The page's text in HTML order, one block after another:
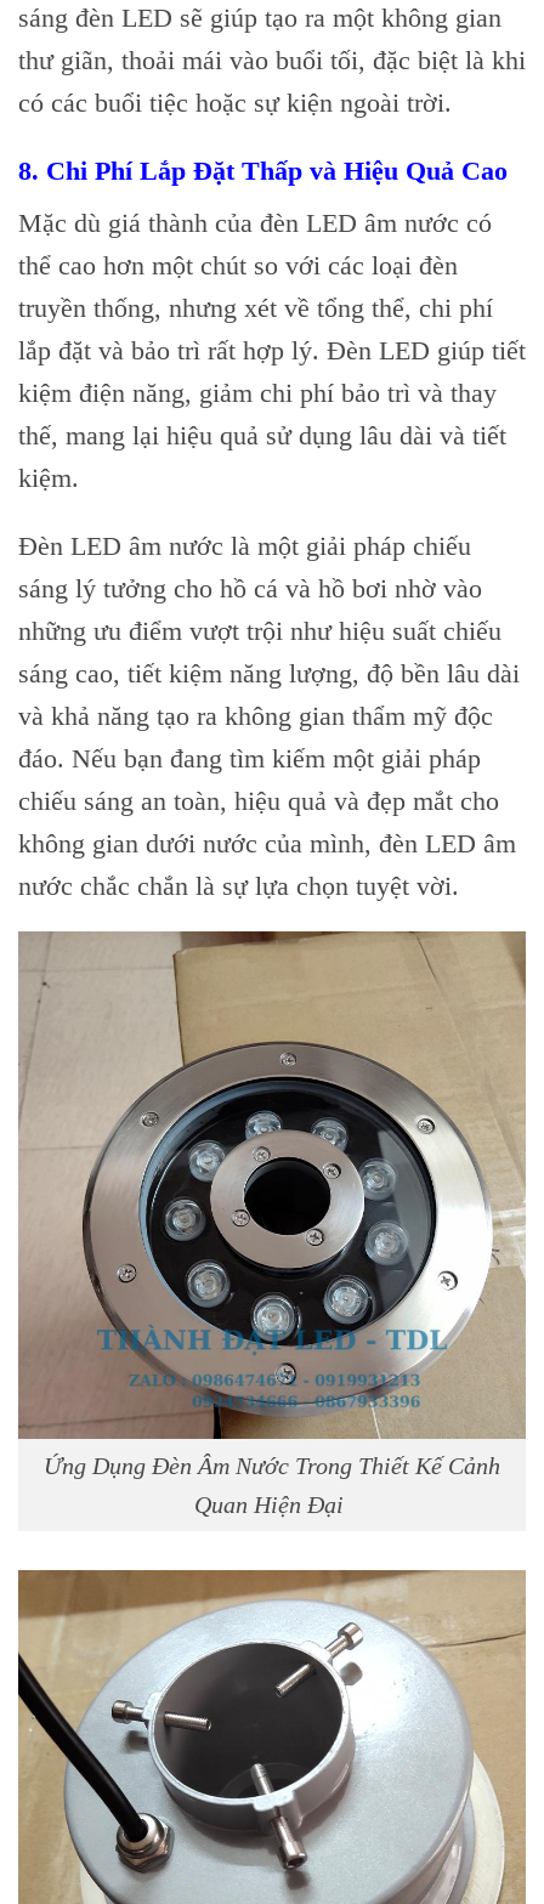
Skip
to
content
sáng đèn LED sẽ giúp tạo ra một không gian
thư giãn, thoải mái vào buổi tối, đặc biệt là khi
có các buổi tiệc hoặc sự kiện ngoài trời.
8. Chi Phí Lắp Đặt Thấp và Hiệu Quả Cao
Mặc dù giá thành của đèn LED âm nước có
thể cao hơn một chút so với các loại đèn
truyền thống, nhưng xét về tổng thể, chi phí
lắp đặt và bảo trì rất hợp lý. Đèn LED giúp tiết
kiệm điện năng, giảm chi phí bảo trì và thay
thế, mang lại hiệu quả sử dụng lâu dài và tiết
kiệm.
Đèn LED âm nước là một giải pháp chiếu
sáng lý tưởng cho hồ cá và hồ bơi nhờ vào
những ưu điểm vượt trội như hiệu suất chiếu
sáng cao, tiết kiệm năng lượng, độ bền lâu dài
và khả năng tạo ra không gian thẩm mỹ độc
đáo. Nếu bạn đang tìm kiếm một giải pháp
chiếu sáng an toàn, hiệu quả và đẹp mắt cho
không gian dưới nước của mình, đèn LED âm
nước chắc chắn là sự lựa chọn tuyệt vời.
Ứng Dụng Đèn Âm Nước Trong Thiết Kế Cảnh
Quan Hiện Đại